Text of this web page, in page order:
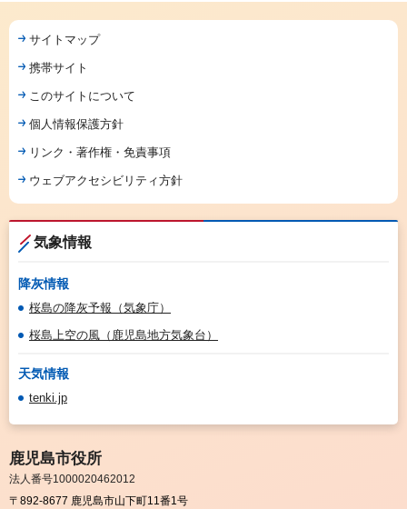
サイトマップ
携帯サイト
このサイトについて
個人情報保護方針
リンク・著作権・免責事項
ウェブアクセシビリティ方針
気象情報
降灰情報
桜島の降灰予報（気象庁）
桜島上空の風（鹿児島地方気象台）
天気情報
tenki.jp
鹿児島市役所
法人番号1000020462012
〒892-8677 鹿児島市山下町11番1号